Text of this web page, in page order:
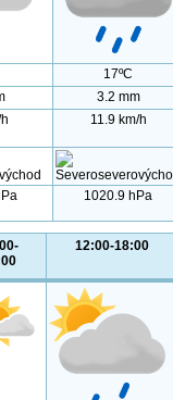
17ºC
3.2 mm
11.9 km/h
1020.9 hPa
12:00-18:00